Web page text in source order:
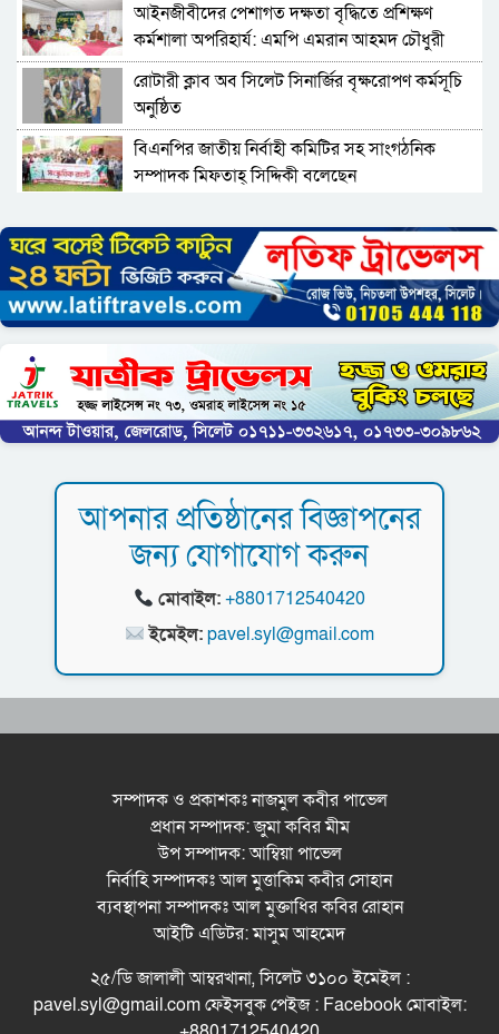
‎আইনজীবীদের পেশাগত দক্ষতা বৃদ্ধিতে প্রশিক্ষণ
কর্মশালা অপরিহার্য: এমপি এমরান আহমদ চৌধুরী
রোটারী ক্লাব অব সিলেট সিনার্জির বৃক্ষরোপণ কর্মসূচি
অনুষ্ঠিত
বিএনপির জাতীয় নির্বাহী কমিটির সহ সাংগঠনিক
সম্পাদক মিফতাহ্ সিদ্দিকী বলেছেন
সেক্রেটারী অধ্যক্ষ নজরুল ইসলাম বলেছেন
সিলেটে গ্যাস সংকট নিয়ে যা বলল জালালাবাদ
প্রতিষ্ঠার এক বছর: গবেষণা, অর্জন ও অঙ্গীকারে নতুন
দিগন্তে মেট্রোপলিটন ইউনিভার্সিটি রিসার্চ সোসাইটি
জেলা পরিষদের প্রশাসক আবুল কাহের চৌধুরী জুলাই
স্মৃতিস্তম্ভে শ্রদ্ধা নিবেদন
সিলেট মহানগর ছাত্রশিবিরের মিছিল সম্পন্ন
ধরিত্রী রক্ষায় আমরা’র উদ্যোগে সিলেটে বৃক্ষ রোপনের
কর্মসূচি পালন
সিলেটে সড়ক দু*র্ঘ*ট*নায় প্রাণ গেল যুবকের
নর্থ ইস্ট ইউনিভার্সিটিতে রচনা ও আবৃত্তি
বৃক্ষরোপণ কর্মসুচি পালন
রসময় মেমোরিয়াল উচ্চ বিদ্যালয়ের নতুন ভবনের
উদ্বোধন করলেন মন্ত্রী মুক্তাদির
আপনার প্রতিষ্ঠানের বিজ্ঞাপনের
জন্য যোগাযোগ করুন
মোবাইল:+8801712540420
ইমেইল:pavel.syl@gmail.com
সম্পাদক ও প্রকাশকঃ নাজমুল কবীর পাভেল
প্রধান সম্পাদক: জুমা কবির মীম
উপ সম্পাদক: আম্বিয়া পাভেল
নির্বাহি সম্পাদকঃ আল মুত্তাকিম কবীর সোহান
ব্যবস্থাপনা সম্পাদকঃ আল মুক্তাধির কবির রোহান
আইটি এডিটর: মাসুম আহমেদ
২৫/ডি জালালী আম্বরখানা, সিলেট ৩১০০ ইমেইল :
pavel.syl@gmail.com ফেইসবুক পেইজ : Facebook মোবাইল: